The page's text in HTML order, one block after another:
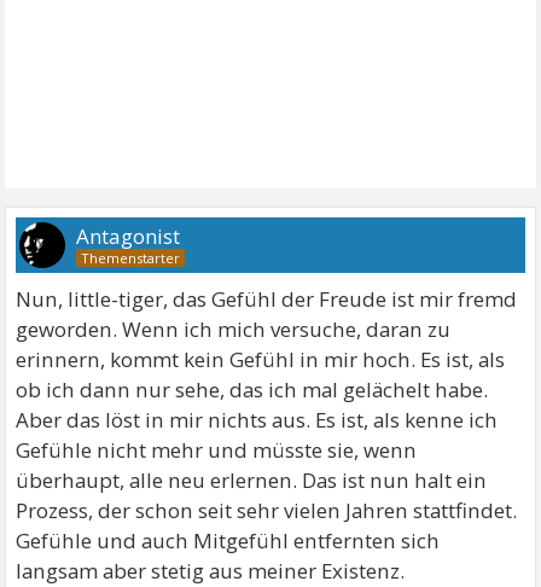
Antagonist
Nun, little-tiger, das Gefühl der Freude ist mir fremd
geworden. Wenn ich mich versuche, daran zu
erinnern, kommt kein Gefühl in mir hoch. Es ist, als
ob ich dann nur sehe, das ich mal gelächelt habe.
Aber das löst in mir nichts aus. Es ist, als kenne ich
Gefühle nicht mehr und müsste sie, wenn
überhaupt, alle neu erlernen. Das ist nun halt ein
Prozess, der schon seit sehr vielen Jahren stattfindet.
Gefühle und auch Mitgefühl entfernten sich
langsam aber stetig aus meiner Existenz.